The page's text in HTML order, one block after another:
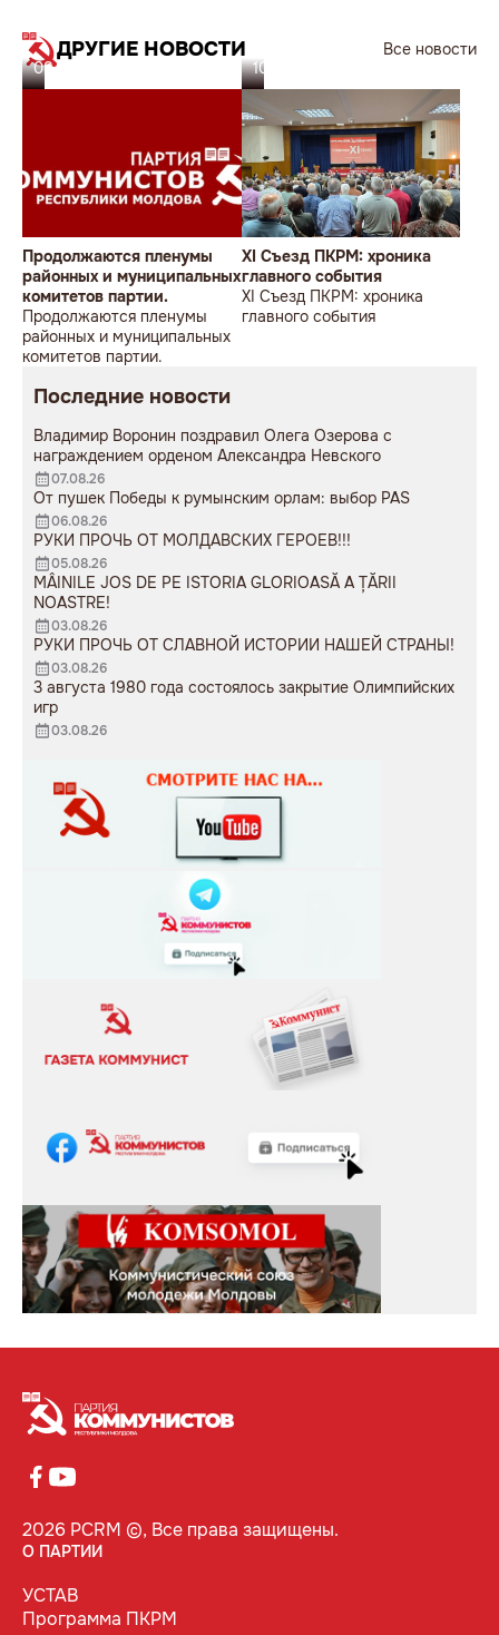
ДРУГИЕ НОВОСТИ
Все новости
08.07.26
Продолжаются пленумы
районных и муниципальных
комитетов партии.
Продолжаются пленумы
районных и муниципальных
комитетов партии.
10.06.26
XI Съезд ПКРМ: хроника
главного события
XI Съезд ПКРМ: хроника
главного события
Последние новости
Владимир Воронин поздравил Олега Озерова с
награждением орденом Александра Невского
07.08.26
От пушек Победы к румынским орлам: выбор PAS
06.08.26
РУКИ ПРОЧЬ ОТ МОЛДАВСКИХ ГЕРОЕВ!!!
05.08.26
MÂINILE JOS DE PE ISTORIA GLORIOASĂ A ȚĂRII
NOASTRE!
03.08.26
РУКИ ПРОЧЬ ОТ СЛАВНОЙ ИСТОРИИ НАШЕЙ СТРАНЫ!
03.08.26
3 августа 1980 года состоялось закрытие Олимпийских
игр
03.08.26
2026 PCRM ©, Все права защищены.
О ПАРТИИ
УСТАВ
Программа ПКРМ